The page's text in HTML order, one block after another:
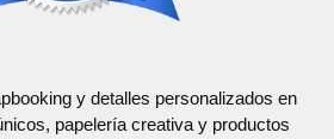
y detalles personalizados en
papelería creativa y productos